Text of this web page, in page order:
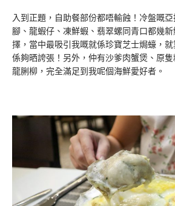
入到正題，自助餐部份都唔輸蝕！冷盤嘅
腳、龍蝦仔、凍鮮蝦、翡翠螺同青口都幾
擇，當中最吸引我嘅就係珍寶芝士焗蠔，
係夠晒誇張！另外，仲有沙爹肉蟹煲、原
龍脷柳，完全滿足到我呢個海鮮愛好者。